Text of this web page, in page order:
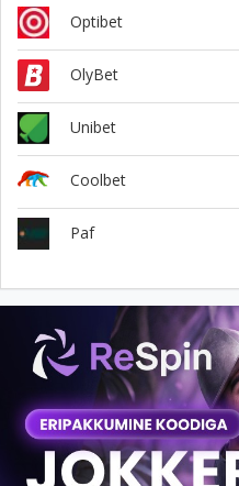
Optibet
OlyBet
Unibet
Coolbet
Paf